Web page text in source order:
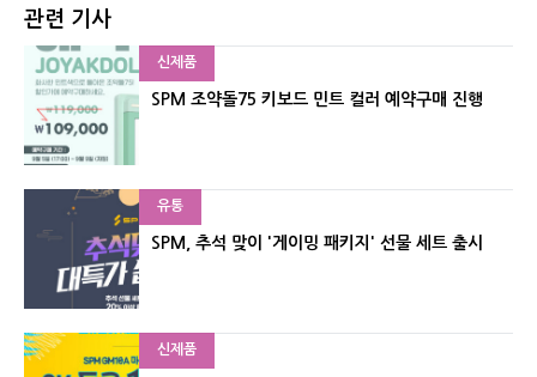
관련 기사
신제품
SPM 조약돌75 키보드 민트 컬러 예약구매 진행
유통
SPM, 추석 맞이 '게이밍 패키지' 선물 세트 출시
신제품